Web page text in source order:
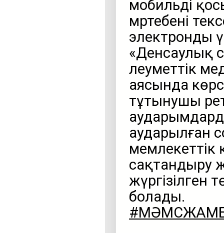
мобильді
мәртебені
электронды
«Денсаулық
әлеуметтік
аясында
тұтынушы
аударылған
сақтандыру
жүргізілген
болады.